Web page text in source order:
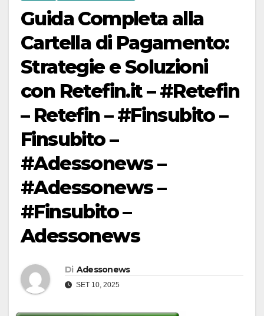
Guida Completa alla
Cartella di Pagamento:
Strategie e Soluzioni
con Retefin.it – #Retefin
– Retefin – #Finsubito –
Finsubito –
#Adessonews –
#Adessonews –
#Finsubito –
Adessonews
Di Adessonews
SET 10, 2025